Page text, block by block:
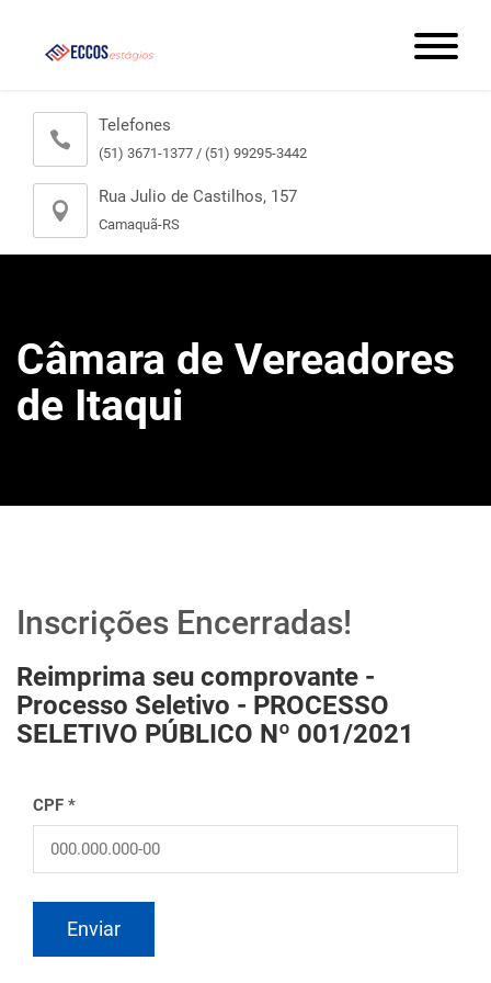
Telefones
(51) 3671-1377 / (51) 99295-3442
Rua Julio de Castilhos, 157
Camaquã-RS
Câmara de Vereadores
de Itaqui
Inscrições Encerradas!
Reimprima seu comprovante -
Processo Seletivo - PROCESSO
SELETIVO PÚBLICO Nº 001/2021
CPF *
Enviar